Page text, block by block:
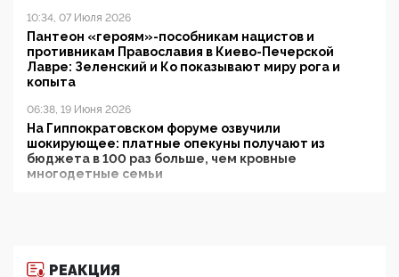
10:34, 07 Июля 2026
Пантеон «героям»-пособникам нацистов и
противникам Православия в Киево-Печерской
Лавре: Зеленский и Ко показывают миру рога и
копыта
06:38, 19 Июня 2026
На Гиппократовском форуме озвучили
шокирующее: платные опекуны получают из
бюджета в 100 раз больше, чем кровные
многодетные семьи
РЕАКЦИЯ